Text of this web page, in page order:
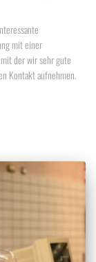
mit einer
der wir sehr gute
Kontakt aufnehmen.